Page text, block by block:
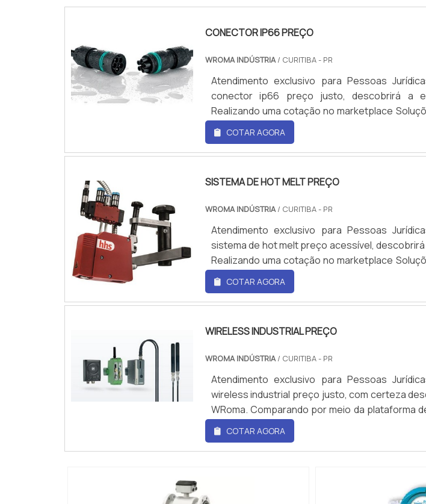
CONECTOR IP66 PREÇO
WROMA INDÚSTRIA/ CURITIBA - PR
Atendimento exclusivo para Pessoas
conector ip66 preço justo, descobrirá a
Realizando uma cotação no marketplace
a melhor referência em qualidade do
ip66 preço, com a melhor mão de obra da
pagamento acessível.ALGUNS DETALHES
COTAR AGORA
SISTEMA DE HOT MELT PREÇO
WROMA INDÚSTRIA/ CURITIBA - PR
Atendimento exclusivo para Pessoas
sistema de hot melt preço acessível,
Realizando uma cotação no marketplace
a melhor referência em qualidade do
SISTEMA DE HOT MELT PREÇOSe alguém
preço justo e em uma empresa comprometida
COTAR AGORA
WIRELESS INDUSTRIAL PREÇO
WROMA INDÚSTRIA/ CURITIBA - PR
Atendimento exclusivo para Pessoas
wireless industrial preço justo, com certeza
WRoma. Comparando por meio da plataforma
descobrindo a melhor referência em qualidade
é por wireless industrial preço, com a
comprometimento com os resultados dos
COTAR AGORA